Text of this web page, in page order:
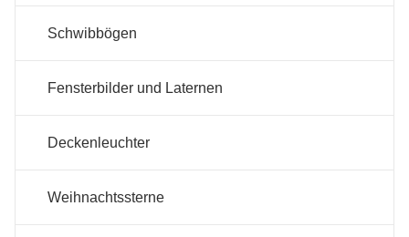
Schwibbögen
Fensterbilder und Laternen
Deckenleuchter
Weihnachtssterne